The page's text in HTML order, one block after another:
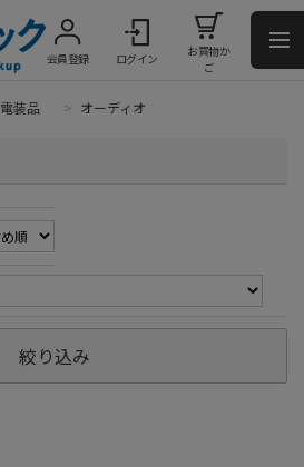
会員登録 ログイン
お買物か
ご
電装品 > オーディオ
絞り込み